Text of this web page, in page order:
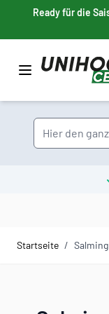
Direkt zum Inhalt
Ready für die
Suche
Startseite / Salming